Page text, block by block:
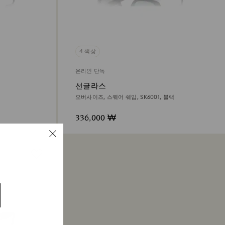
4 색상
온라인 단독
선글라스
오버사이즈, 스퀘어 쉐입, SK6001, 블랙
336,000 ₩